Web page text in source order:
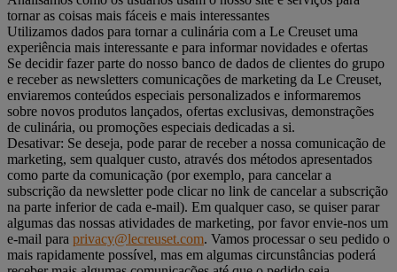
tornar as coisas mais fáceis e mais interessantes
Utilizamos dados para tornar a culinária com a Le Creuset uma
experiência mais interessante e para informar novidades e ofertas
Se decidir fazer parte do nosso banco de dados de clientes do grupo
e receber as newsletters comunicações de marketing da Le Creuset,
enviaremos conteúdos especiais personalizados e informaremos
sobre novos produtos lançados, ofertas exclusivas, demonstrações
de culinária, ou promoções especiais dedicadas a si.
Desativar: Se deseja, pode parar de receber a nossa comunicação de
marketing, sem qualquer custo, através dos métodos apresentados
como parte da comunicação (por exemplo, para cancelar a
subscrição da newsletter pode clicar no link de cancelar a subscrição
na parte inferior de cada e-mail). Em qualquer caso, se quiser parar
algumas das nossas atividades de marketing, por favor envie-nos um
e-mail para privacy@lecreuset.com. Vamos processar o seu pedido o
mais rapidamente possível, mas em algumas circunstâncias poderá